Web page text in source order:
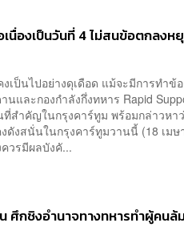
เนื่องเป็นวันที่ 4 ไม่สนข้อตกลงห
เป็นไปอย่างดุเดือด แม้จะมีการทำข้
นและกองกำลังกึ่งทหาร Rapid
สำคัญในกรุงคาร์ทูม พร้อมกล่าวหา
ดังสนั่นในกรุงคาร์ทูมวานนี้ (18 เมษ
วรมีผลบังคั...
น ศึกชิงอำนาจทางทหารทำผู้คน